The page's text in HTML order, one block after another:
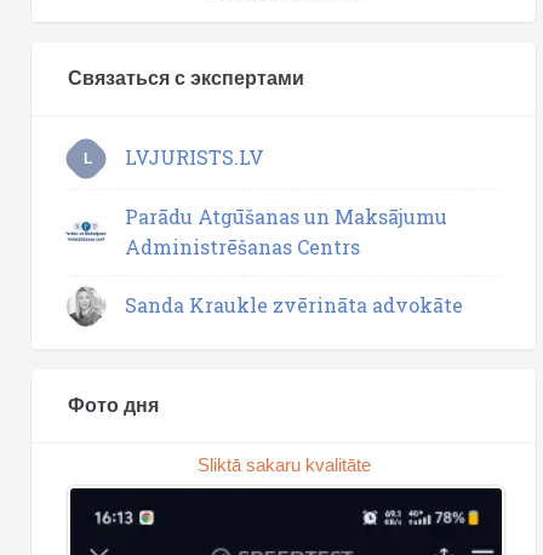
Связаться с экспертами
L LVJURISTS.LV
Parādu Atgūšanas un Maksājumu
Administrēšanas Centrs
Sanda Kraukle zvērināta advokāte
Фото дня
Sliktā sakaru kvalitāte